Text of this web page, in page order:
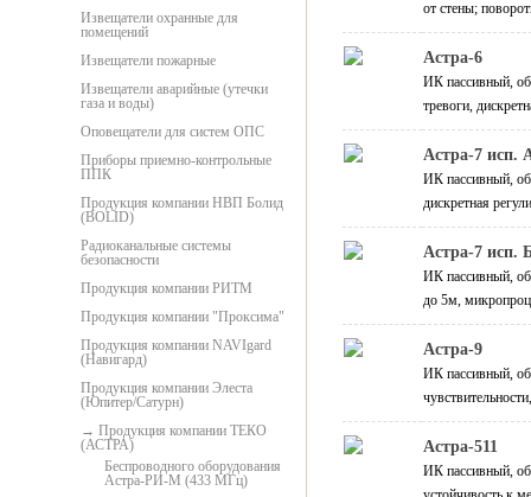
Извещатели охранные для
помещений
Извещатели пожарные
Извещатели аварийные (утечки
газа и воды)
Оповещатели для систем ОПС
Приборы приемно-контрольные
ППК
Продукция компании НВП Болид
(BOLID)
Радиоканальные системы
безопасности
Продукция компании РИТМ
Продукция компании "Проксима"
Продукция компании NAVIgard
(Навигард)
Продукция компании Элеста
(Юпитер/Сатурн)
Продукция компании ТЕКО
(АСТРА)
Беспроводного оборудования
Астра-РИ-М (433 МГц)
от стены;
Астра-6
ИК пассивный,
тревоги,
Астра-7 исп.
ИК пассивный,
дискретная
Астра-7 исп.
ИК пассивный,
до 5м,
Астра-9
ИК пассивный,
Астра-511
ИК пассивный,